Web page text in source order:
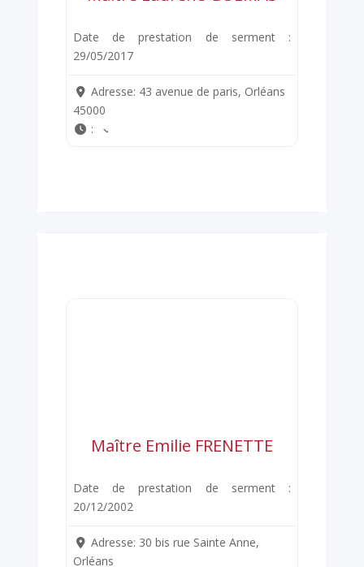
Date de prestation de serment :
29/05/2017
Adresse: 43 avenue de paris, Orléans
45000
:
Maître Emilie FRENETTE
Date de prestation de serment :
20/12/2002
Adresse: 30 bis rue Sainte Anne,
Orléans